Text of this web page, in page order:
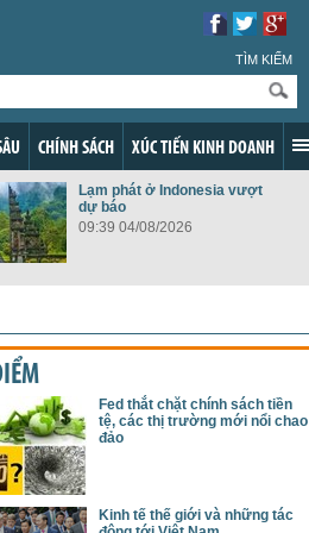
TÌM KIẾM
CHÍNH SÁCH XÚC TIẾN KINH DOANH
Lạm phát ở Indonesia vượt
dự báo
09:39 04/08/2026
Fed thắt chặt chính sách tiền
tệ, các thị trường mới nổi chao
đảo
Kinh tế thế giới và những tác